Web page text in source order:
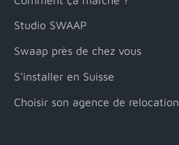
Studio SWAAP
Swaap près de chez vous
S'installer en Suisse
Choisir son agence de relocation